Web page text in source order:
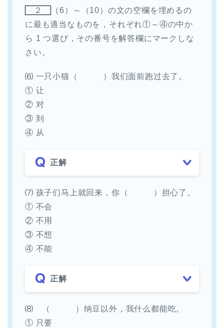
２
（6）～（10）の文の空欄を埋めるの
に最も適当なものを，それぞれ①～④の中か
ら 1 つ選び，その番号を解答欄にマークしな
さい。
⑹ 一只小猫（ ）我们面前跑过去了。
① 让
② 对
③ 到
④ 从
正解
⑺ 孩子们马上就回来，你（ ）担心了。
① 不会
② 不用
③ 不想
④ 不能
正解
⑻ （ ）纳豆以外，我什么都能吃。
① 只要